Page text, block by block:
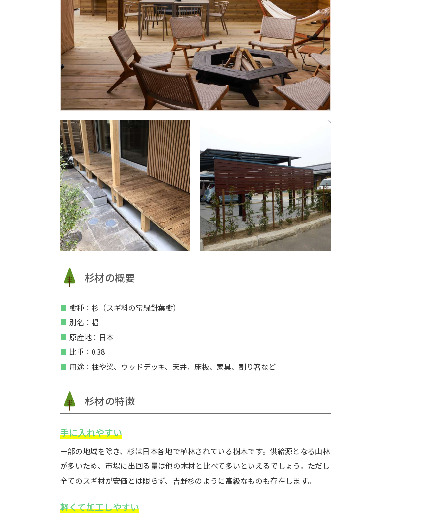
杉材の概要
樹種：杉（スギ科の常緑針葉樹）
別名：椙
原産地：日本
比重：0.38
用途：柱や梁、ウッドデッキ、天井、床板、家具、割り箸など
杉材の特徴
手に入れやすい
一部の地域を除き、杉は日本各地で植林されている樹木です。供給源となる山林
が多いため、市場に出回る量は他の木材と比べて多いといえるでしょう。ただし
全てのスギ材が安価とは限らず、吉野杉のように高級なものも存在します。
軽くて加工しやすい